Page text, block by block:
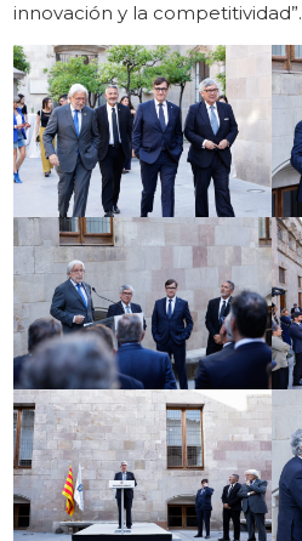
innovación y la competitividad”.